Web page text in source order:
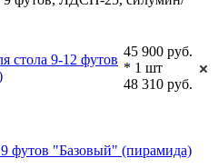
стола 9-12 футов
45 900 руб.
* 1 шт
48 310 руб.
9 футов "Базовый" (пирамида)